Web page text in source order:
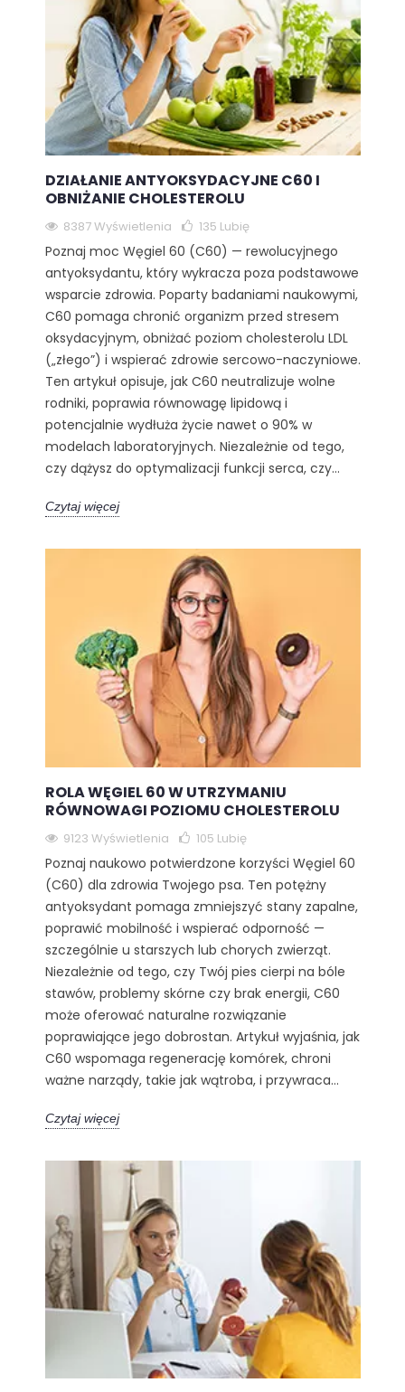
DZIAŁANIE ANTYOKSYDACYJNE C60 I
OBNIŻANIE CHOLESTEROLU
8387 Wyświetlenia 135 Lubię
Poznaj moc Węgiel 60 (C60) — rewolucyjnego
antyoksydantu, który wykracza poza podstawowe
wsparcie zdrowia. Poparty badaniami naukowymi,
C60 pomaga chronić organizm przed stresem
oksydacyjnym, obniżać poziom cholesterolu LDL
(„złego”) i wspierać zdrowie sercowo-naczyniowe.
Ten artykuł opisuje, jak C60 neutralizuje wolne
rodniki, poprawia równowagę lipidową i
potencjalnie wydłuża życie nawet o 90% w
modelach laboratoryjnych. Niezależnie od tego,
czy dążysz do optymalizacji funkcji serca, czy...
Czytaj więcej
ROLA WĘGIEL 60 W UTRZYMANIU
RÓWNOWAGI POZIOMU CHOLESTEROLU
9123 Wyświetlenia 105 Lubię
Poznaj naukowo potwierdzone korzyści Węgiel 60
(C60) dla zdrowia Twojego psa. Ten potężny
antyoksydant pomaga zmniejszyć stany zapalne,
poprawić mobilność i wspierać odporność —
szczególnie u starszych lub chorych zwierząt.
Niezależnie od tego, czy Twój pies cierpi na bóle
stawów, problemy skórne czy brak energii, C60
może oferować naturalne rozwiązanie
poprawiające jego dobrostan. Artykuł wyjaśnia, jak
C60 wspomaga regenerację komórek, chroni
ważne narządy, takie jak wątroba, i przywraca...
Czytaj więcej